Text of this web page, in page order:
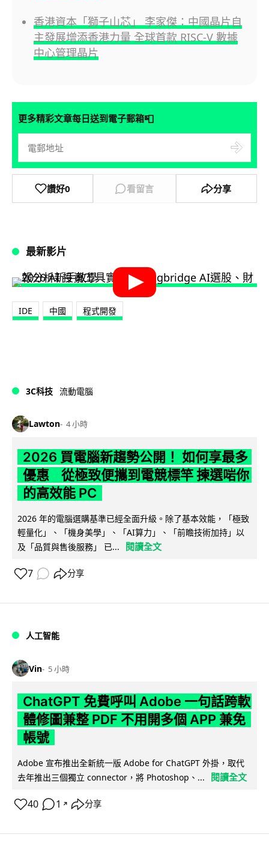
香港資本「獅子山芯」 李家傑：中國晶片自
主發展增添香港力量 全球首款 RISC-V 數據
中心管理晶片
更多精彩文章每日送到電子郵箱📮
讚好0 看留言 分享
最新影片
IDE 中國 程式開發
3C科技 流動電腦
Lawton 4 小時
2026 買電腦新趨勢公開！ 如何享最多
優惠 從極致便攜到電競標竿 揀選啱你
的高效能 PC
2026 年的電腦選購基準已經全面升級。除了基本效能，「極致
輕量化」、「機身美學」、「AI算力」、「前瞻技術加持」以
及「品質與售後服務」 已...
閱讀全文
7 分享
人工智能
Vin 5 小時
ChatGPT 免費呼叫 Adobe 一句話跨軟
體修圖兼整 PDF 不用開多個 APP 兼免
帳號
Adobe 宣布推出全新統一版 Adobe for ChatGPT 外掛，取代
去年推出三個獨立 connector，將 Photoshop、...
閱讀全文
40 1 ↗ 分享